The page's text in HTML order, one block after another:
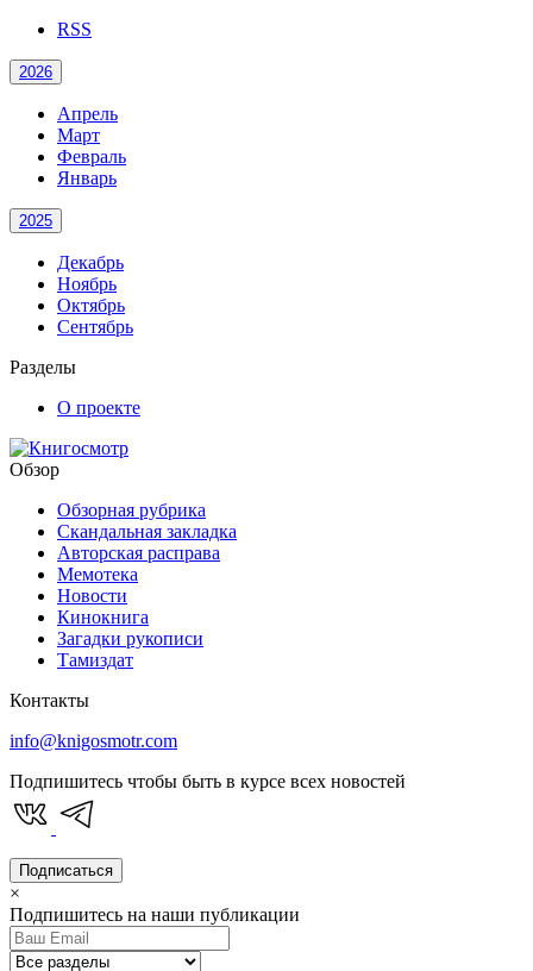
RSS
2026
Апрель
Март
Февраль
Январь
2025
Декабрь
Ноябрь
Октябрь
Сентябрь
Разделы
О проекте
Обзор
Обзорная рубрика
Скандальная закладка
Авторская расправа
Мемотека
Новости
Кинокнига
Загадки рукописи
Тамиздат
Контакты
info@knigosmotr.com
Подпишитесь чтобы быть в курсе всех новостей
Подписаться
×
Подпишитесь на наши публикации